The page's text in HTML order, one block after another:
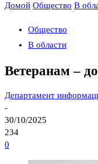
Домой Общество В
Общество
В области
Ветеранам –
Департамент
-
30/10/2025
234
0